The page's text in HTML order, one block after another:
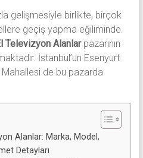
gelişmesiyle birlikte, birçok
geçiş yapma eğiliminde.
Televizyon Alanlarpazarının
İstanbul’un Esenyurt
de bu pazarda
Alanlar: Marka, Model,
Detayları